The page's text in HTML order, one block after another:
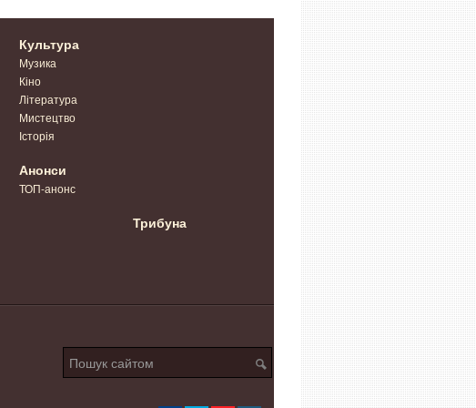
Культура
Музика
Кіно
Література
Мистецтво
Історія
Анонси
ТОП-анонс
Трибуна